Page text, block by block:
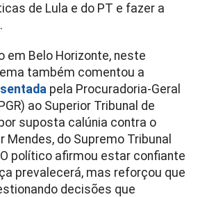
de Lula e do PT e fazer a
em Belo Horizonte, neste
também comentou a
pela Procuradoria-Geral
ao Superior Tribunal de
suposta calúnia contra o
Mendes, do Supremo Tribunal
O político afirmou estar confiante
prevalecerá, mas reforçou que
decisões que